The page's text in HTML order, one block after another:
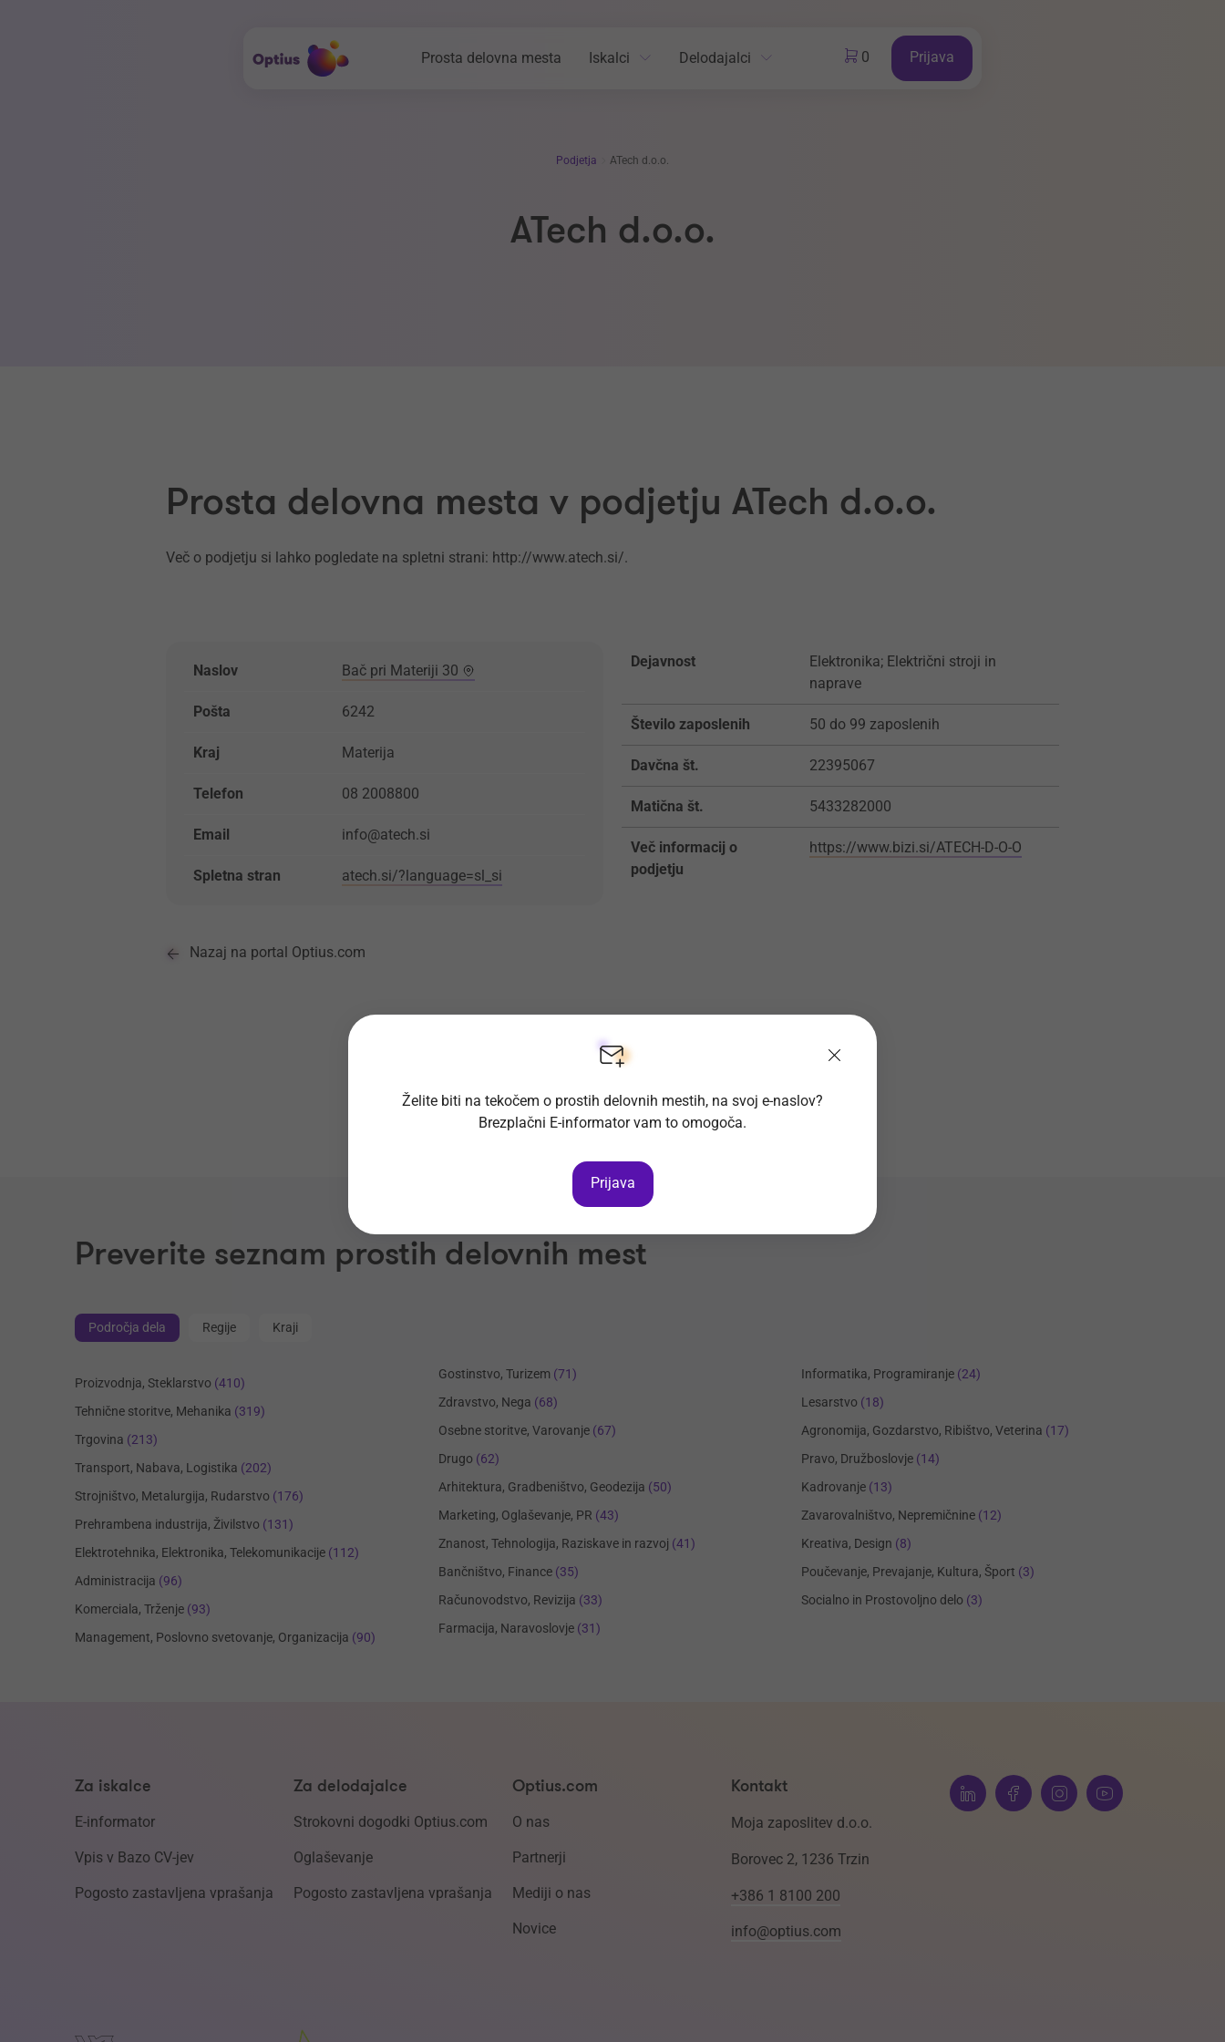
Prosta delovna mesta Iskalci Delodajalci 0 Prijava
Podjetja ATech d.o.o.
ATech d.o.o.
Prosta delovna mesta v podjetju ATech d.o.o.
Več o podjetju si lahko pogledate na spletni strani: http://www.atech.si/.
Naslov Bač pri Materiji 30
Pošta 6242
Kraj Materija
Telefon 08 2008800
Email info@atech.si
Spletna stran atech.si/?language=sl_si
Dejavnost
Elektronika; Električni stroji in
naprave
Število zaposlenih 50 do 99 zaposlenih
Davčna št. 22395067
Matična št. 5433282000
Več informacij o
podjetju
https://www.bizi.si/ATECH-D-O-O
Nazaj na portal Optius.com
Preverite seznam prostih delovnih mest
Področja dela Regije Kraji
Proizvodnja, Steklarstvo (410)
Tehnične storitve, Mehanika (319)
Trgovina (213)
Transport, Nabava, Logistika (202)
Strojništvo, Metalurgija, Rudarstvo (176)
Prehrambena industrija, Živilstvo (131)
Elektrotehnika, Elektronika, Telekomunikacije (112)
Administracija (96)
Komerciala, Trženje (93)
Management, Poslovno svetovanje, Organizacija (90)
Gostinstvo, Turizem (71)
Zdravstvo, Nega (68)
Osebne storitve, Varovanje (67)
Drugo (62)
Arhitektura, Gradbeništvo, Geodezija (50)
Marketing, Oglaševanje, PR (43)
Znanost, Tehnologija, Raziskave in razvoj (41)
Bančništvo, Finance (35)
Računovodstvo, Revizija (33)
Farmacija, Naravoslovje (31)
Informatika, Programiranje (24)
Lesarstvo (18)
Agronomija, Gozdarstvo, Ribištvo, Veterina (17)
Pravo, Družboslovje (14)
Kadrovanje (13)
Zavarovalništvo, Nepremičnine (12)
Kreativa, Design (8)
Poučevanje, Prevajanje, Kultura, Šport (3)
Socialno in Prostovoljno delo (3)
Za iskalce
E-informator
Vpis v Bazo CV-jev
Pogosto zastavljena vprašanja
Za delodajalce
Strokovni dogodki Optius.com
Oglaševanje
Pogosto zastavljena vprašanja
Optius.com
O nas
Partnerji
Mediji o nas
Novice
Kontakt
Moja zaposlitev d.o.o.
Borovec 2, 1236 Trzin
+386 1 8100 200
info@optius.com
Želite biti na tekočem o prostih delovnih mestih, na svoj e-naslov?
Brezplačni E-informator vam to omogoča.
Prijava